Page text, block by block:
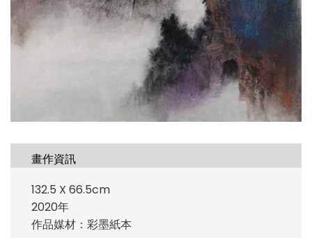
畫作資訊
132.5 X 66.5cm
2020年
作品媒材：彩墨紙本